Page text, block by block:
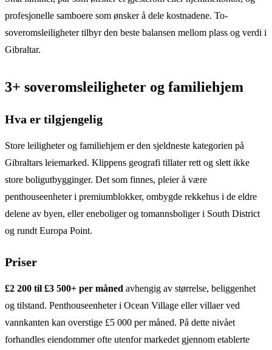
profesjonelle samboere som ønsker å dele kostnadene. To-
soveromsleiligheter tilbyr den beste balansen mellom plass og verdi i
Gibraltar.
3+ soveromsleiligheter og familiehjem
Hva er tilgjengelig
Store leiligheter og familiehjem er den sjeldneste kategorien på
Gibraltars leiemarked. Klippens geografi tillater rett og slett ikke
store boligutbygginger. Det som finnes, pleier å være
penthouseenheter i premiumblokker, ombygde rekkehus i de eldre
delene av byen, eller eneboliger og tomannsboliger i South District
og rundt Europa Point.
Priser
£2 200 til £3 500+ per måned avhengig av størrelse, beliggenhet
og tilstand. Penthouseenheter i Ocean Village eller villaer ved
vannkanten kan overstige £5 000 per måned. På dette nivået
forhandles eiendommer ofte utenfor markedet gjennom etablerte